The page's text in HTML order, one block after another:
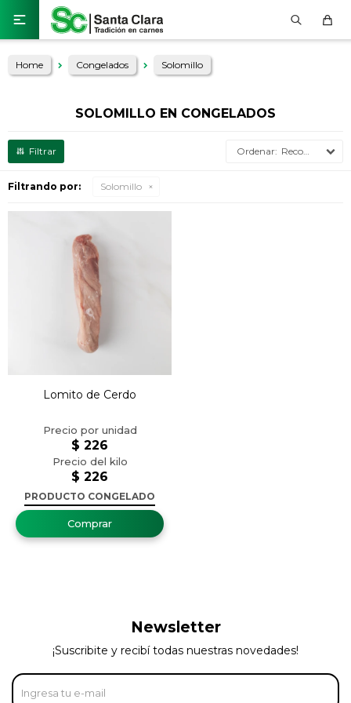

Home Congelados Solomillo
SOLOMILLO EN CONGELADOS
Recomendados
Filtrando por: Solomillo
Lomito de Cerdo
$ 226
$ 226
PRODUCTO CONGELADO
Newsletter
¡Suscribite y recibí todas nuestras novedades!